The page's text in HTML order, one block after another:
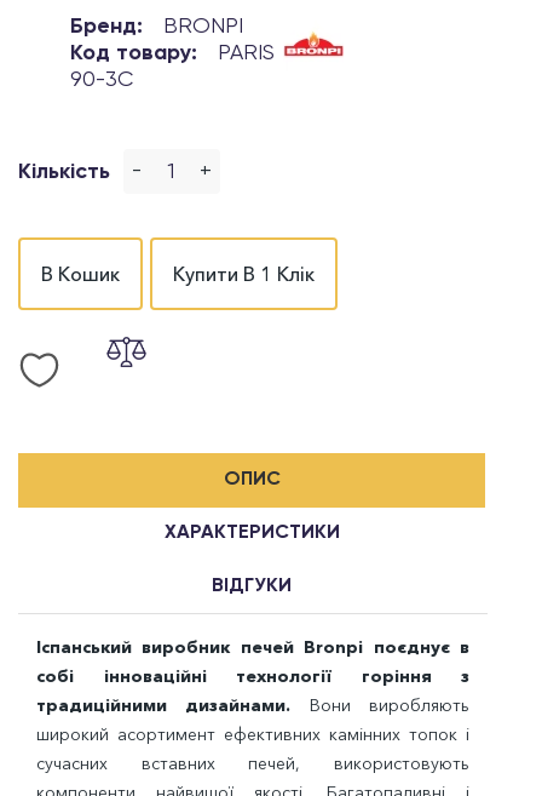
Бренд:
BRONPI
Код товару:
PARIS
90-3C
Кількість - +
В Кошик Купити В 1 Клік
ОПИС
ХАРАКТЕРИСТИКИ
ВІДГУКИ
Іспанський виробник печей Bronpi поєднує в
собі інноваційні технології горіння з
традиційними дизайнами. Вони виробляють
широкий асортимент ефективних камінних топок і
сучасних вставних печей, використовують